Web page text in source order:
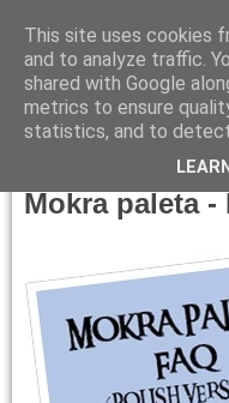
Tuesday, April 30, 2019
Mokra paleta
This site uses cookies
and to analyze traffic.
shared with Google
metrics to ensure
statistics, and to detect